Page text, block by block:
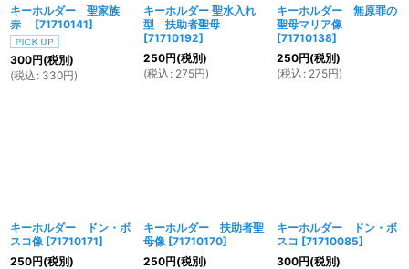
キーホルダー 聖家族
赤
[71710141]
300円(税別)
(税込 : 330円)
キーホルダー 聖水入れ
型 扶助者聖母
[71710192]
250円(税別)
(税込 : 275円)
キーホルダー 無原罪の
聖母マリア像
[71710138]
250円(税別)
(税込 : 275円)
キーホルダー ドン・ボ
スコ像 [71710171]
250円(税別)
キーホルダー 扶助者聖
母像 [71710170]
250円(税別)
キーホルダー ドン・ボ
スコ [71710085]
300円(税別)